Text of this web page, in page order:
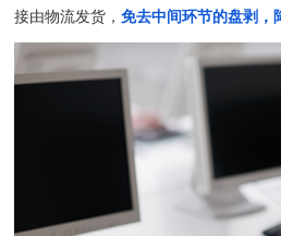
接由物流发货，免去中间环节的盘剥，